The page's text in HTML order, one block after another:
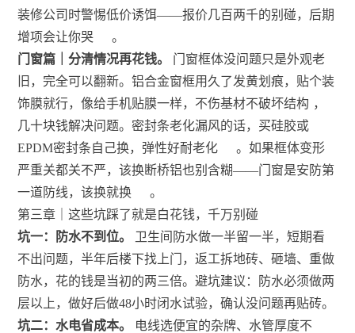
装修公司时警惕低价诱饵——报价几百两千的别碰，后期
增项会让你哭
。
门窗篇｜分清情况再花钱。
门窗框体没问题只是外观老
旧，完全可以翻新。铝合金窗框用久了发黄划痕，贴个装
饰膜就行，像给手机贴膜一样，不伤基材不破坏结构 ，
几十块钱解决问题。密封条老化漏风的话，买硅胶或
EPDM密封条自己换，弹性好耐老化
。如果框体变形
严重关都关不严，该换断桥铝也别含糊——门窗是安防第
一道防线，该换就换
。
第三章｜这些坑踩了就是白花钱，千万别碰
坑一：防水不到位。
卫生间防水做一半留一半，短期看
不出问题，半年后楼下找上门，返工拆地砖、砸墙、重做
防水，花的钱是当初的两三倍。避坑建议：防水必须做两
层以上，做好后做48小时闭水试验，确认没问题再贴砖。
坑二：水电省成本。
电线选便宜的杂牌、水管厚度不